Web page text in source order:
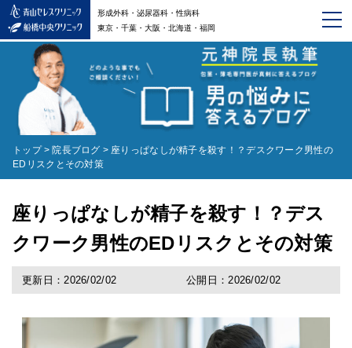
形成外科・泌尿器科・性病科
東京・千葉・大阪・北海道・福岡
トップ > 院長ブログ > 座りっぱなしが精子を殺す！？デスクワーク男性の
EDリスクとその対策
座りっぱなしが精子を殺す！？デス
クワーク男性のEDリスクとその対策
更新日：2026/02/02 公開日：2026/02/02